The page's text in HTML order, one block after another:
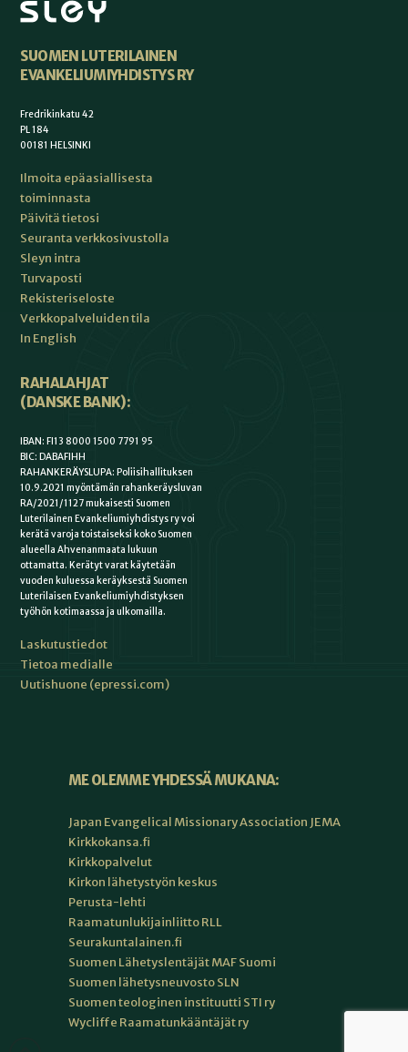
SUOMEN LUTERILAINEN
EVANKELIUMIYHDISTYS RY
Fredrikinkatu 42
PL 184
00181 HELSINKI
Ilmoita epäasiallisesta
toiminnasta
Päivitä tietosi
Seuranta verkkosivustolla
Sleyn intra
Turvaposti
Rekisteriseloste
Verkkopalveluiden tila
In English
RAHALAHJAT
(DANSKE BANK):
IBAN: FI13 8000 1500 7791 95
BIC: DABAFIHH
RAHANKERÄYSLUPA: Poliisihallituksen
10.9.2021 myöntämän rahankeräysluvan
RA/2021/1127 mukaisesti Suomen
Luterilainen Evankeliumiyhdistys ry voi
kerätä varoja toistaiseksi koko Suomen
alueella Ahvenanmaata lukuun
ottamatta. Kerätyt varat käytetään
vuoden kuluessa keräyksestä Suomen
Luterilaisen Evankeliumiyhdistyksen
työhön kotimaassa ja ulkomailla.
Laskutustiedot
Tietoa medialle
Uutishuone (epressi.com)
ME OLEMME YHDESSÄ MUKANA:
Japan Evangelical Missionary Association JEMA
Kirkkokansa.fi
Kirkkopalvelut
Kirkon lähetystyön keskus
Perusta-lehti
Raamatunlukijainliitto RLL
Seurakuntalainen.fi
Suomen Lähetyslentäjät MAF Suomi
Suomen lähetysneuvosto SLN
Suomen teologinen instituutti STI ry
Wycliffe Raamatunkääntäjät ry